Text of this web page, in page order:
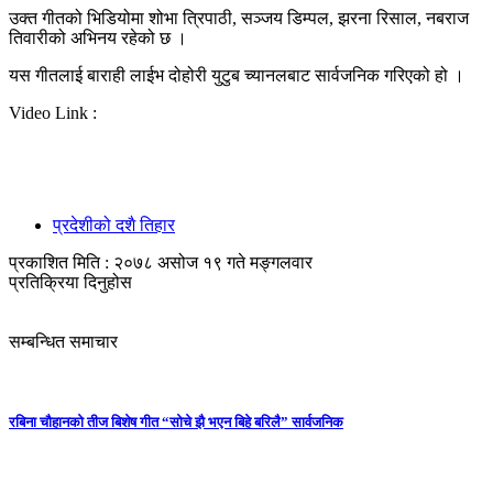
उक्त गीतको भिडियोमा शोभा त्रिपाठी, सञ्जय डिम्पल, झरना रिसाल, नबराज
तिवारीको अभिनय रहेको छ ।
यस गीतलाई बाराही लाईभ दोहोरी युटुब च्यानलबाट सार्वजनिक गरिएको हो ।
Video Link :
प्रदेशीको दशै तिहार
प्रकाशित मिति : २०७८ असोज १९ गते मङ्गलवार
प्रतिक्रिया दिनुहोस
सम्बन्धित समाचार
रबिना चौहानको तीज बिशेष गीत “सोचे झै भएन बिहे बरिलै” सार्वजनिक